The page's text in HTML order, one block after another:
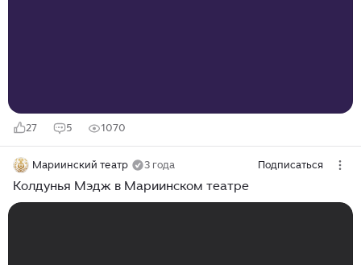
27 5 1070
Мариинский театр 3 года Подписаться
Колдунья Мэдж в Мариинском театре